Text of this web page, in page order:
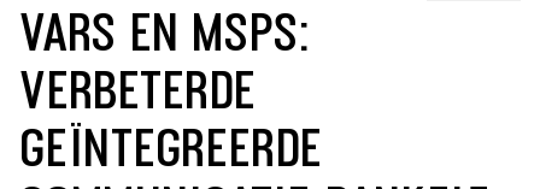
VARS EN MSPS:
VERBETERDE
GEÏNTEGREERDE